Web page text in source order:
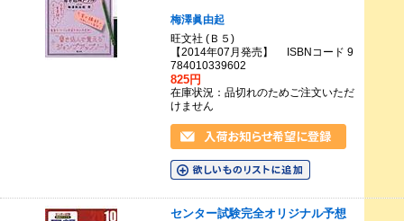
梅澤眞由起
旺文社 (Ｂ５)
【2014年07月発売】 ISBNコード 9
784010339602
825円
在庫状況：品切れのためご注文いただ
けません
センター試験完全オリジナル予想